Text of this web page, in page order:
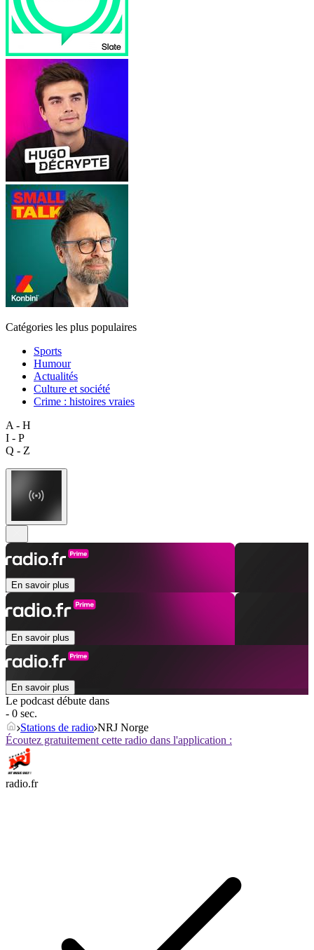
Catégories les plus populaires
Sports
Humour
Actualités
Culture et société
Crime : histoires vraies
A - H
I - P
Q - Z
En savoir plus
En savoir plus
En savoir plus
Le podcast débute dans
- 0 sec.
Stations de radio NRJ Norge
Écoutez gratuitement cette radio dans l'application :
radio.fr